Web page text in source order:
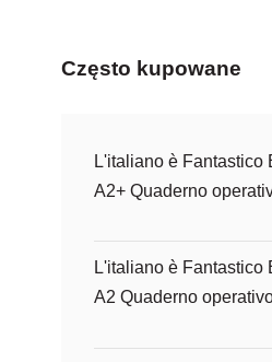
Często kupowane
L'italiano è Fantastico
A2+ Quaderno
L'italiano è Fantastico
A2 Quaderno